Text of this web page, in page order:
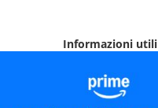
Informazioni utili